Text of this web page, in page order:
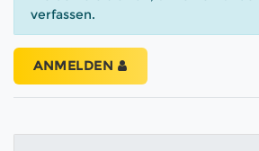
verfassen.
ANMELDEN